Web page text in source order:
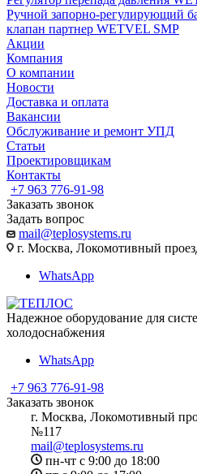
Ручной запорно-регулирующий
клапан партнер WETVEL SMP
Акции
Компания
О компании
Новости
Доставка и оплата
Вакансии
Обслуживание и ремонт УПД
Статьи
Проектировщикам
Контакты
+7 963 776-91-98
Заказать звонок
Задать вопрос
mail@teplosystems.ru
г. Москва, Локомотивный
WhatsApp
Надежное оборудование для
холодоснабжения
WhatsApp
+7 963 776-91-98
Заказать звонок
г. Москва, Локомотивный
№117
mail@teplosystems.ru
пн-чт с 9:00 до 18:00